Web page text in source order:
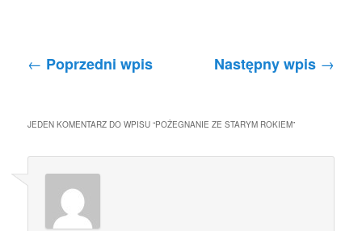
Nawigacja po wpisach
← Poprzedni wpis Następny wpis →
JEDEN KOMENTARZ DO WPISU “POŻEGNANIE ZE STARYM ROKIEM”